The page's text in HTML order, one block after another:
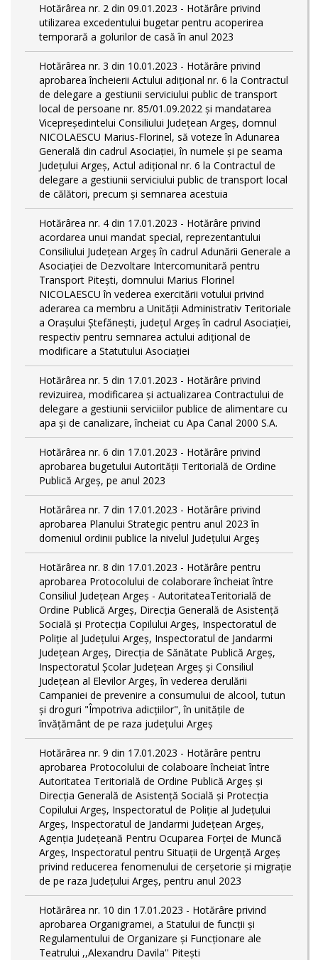
Hotărârea nr. 2 din 09.01.2023 - Hotărâre privind
utilizarea excedentului bugetar pentru acoperirea
temporară a golurilor de casă în anul 2023
Hotărârea nr. 3 din 10.01.2023 - Hotărâre privind
aprobarea încheierii Actului adițional nr. 6 la Contractul
de delegare a gestiunii serviciului public de transport
local de persoane nr. 85/01.09.2022 și mandatarea
Vicepreședintelui Consiliului Județean Argeș, domnul
NICOLAESCU Marius-Florinel, să voteze în Adunarea
Generală din cadrul Asociației, în numele și pe seama
Județului Argeș, Actul adițional nr. 6 la Contractul de
delegare a gestiunii serviciului public de transport local
de călători, precum și semnarea acestuia
Hotărârea nr. 4 din 17.01.2023 - Hotărâre privind
acordarea unui mandat special, reprezentantului
Consiliului Județean Argeș în cadrul Adunării Generale a
Asociației de Dezvoltare Intercomunitară pentru
Transport Pitești, domnului Marius Florinel
NICOLAESCU în vederea exercitării votului privind
aderarea ca membru a Unității Administrativ Teritoriale
a Orașului Ștefănești, județul Argeș în cadrul Asociației,
respectiv pentru semnarea actului adițional de
modificare a Statutului Asociației
Hotărârea nr. 5 din 17.01.2023 - Hotărâre privind
revizuirea, modificarea și actualizarea Contractului de
delegare a gestiunii serviciilor publice de alimentare cu
apa și de canalizare, încheiat cu Apa Canal 2000 S.A.
Hotărârea nr. 6 din 17.01.2023 - Hotărâre privind
aprobarea bugetului Autorității Teritorială de Ordine
Publică Argeș, pe anul 2023
Hotărârea nr. 7 din 17.01.2023 - Hotărâre privind
aprobarea Planului Strategic pentru anul 2023 în
domeniul ordinii publice la nivelul Judeţului Argeş
Hotărârea nr. 8 din 17.01.2023 - Hotărâre pentru
aprobarea Protocolului de colaborare încheiat între
Consiliul Județean Argeș - AutoritateaTeritorială de
Ordine Publică Argeş, Direcţia Generală de Asistenţă
Socială şi Protecţia Copilului Argeş, Inspectoratul de
Poliţie al Judeţului Argeş, Inspectoratul de Jandarmi
Judeţean Argeş, Direcția de Sănătate Publică Argeș,
Inspectoratul Școlar Județean Argeș și Consiliul
Județean al Elevilor Argeș, în vederea derulării
Campaniei de prevenire a consumului de alcool, tutun
și droguri "Împotriva adicțiilor", în unitățile de
învățământ de pe raza județului Argeș
Hotărârea nr. 9 din 17.01.2023 - Hotărâre pentru
aprobarea Protocolului de colaboare încheiat între
Autoritatea Teritorială de Ordine Publică Argeş şi
Direcţia Generală de Asistenţă Socială şi Protecţia
Copilului Argeş, Inspectoratul de Poliţie al Judeţului
Argeş, Inspectoratul de Jandarmi Judeţean Argeş,
Agenţia Judeţeană Pentru Ocuparea Forţei de Muncă
Argeş, Inspectoratul pentru Situații de Urgență Argeş
privind reducerea fenomenului de cerşetorie şi migraţie
de pe raza Judeţului Argeş, pentru anul 2023
Hotărârea nr. 10 din 17.01.2023 - Hotărâre privind
aprobarea Organigramei, a Statului de funcţii și
Regulamentului de Organizare și Funcționare ale
Teatrului ,,Alexandru Davila'' Pitești